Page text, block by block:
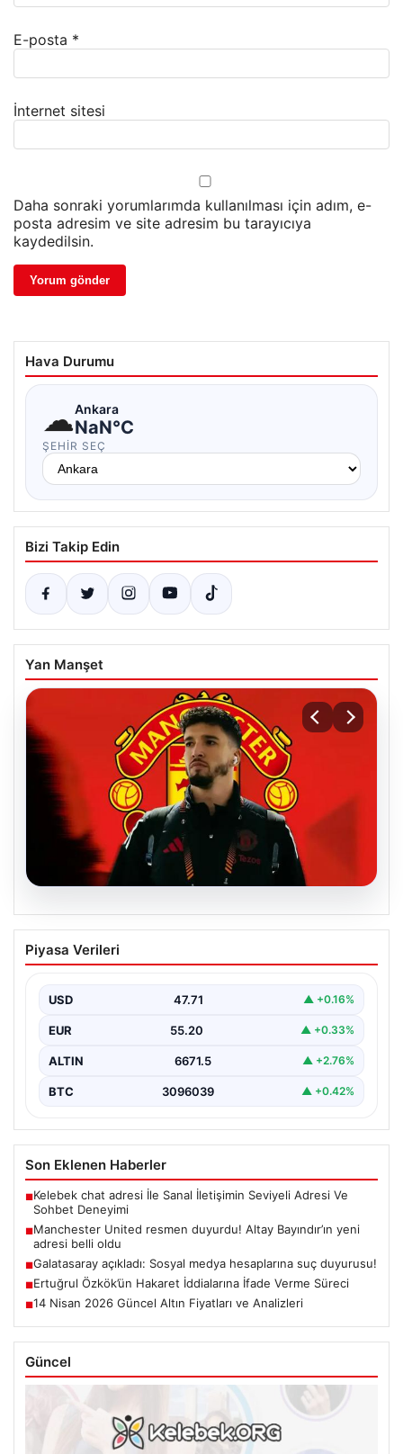
E-posta *
İnternet sitesi
Daha sonraki yorumlarımda kullanılması için adım, e-
posta adresim ve site adresim bu tarayıcıya
kaydedilsin.
Hava Durumu
☁Ankara
NaN°C
ŞEHIR SEÇ
Bizi Takip Edin
Yan Manşet
Manchester United resmen duyurdu!
Altay Bayındır’ın yeni adresi belli oldu
Piyasa Verileri
USD 47.71 ▲ +0.16%
EUR 55.20 ▲ +0.33%
ALTIN 6671.5 ▲ +2.76%
BTC 3096039 ▲ +0.42%
Son Eklenen Haberler
■Kelebek chat adresi İle Sanal İletişimin Seviyeli Adresi Ve
Sohbet Deneyimi
■Manchester United resmen duyurdu! Altay Bayındır’ın yeni
adresi belli oldu
■Galatasaray açıkladı: Sosyal medya hesaplarına suç duyurusu!
■Ertuğrul Özkök’ün Hakaret İddialarına İfade Verme Süreci
■14 Nisan 2026 Güncel Altın Fiyatları ve Analizleri
Güncel